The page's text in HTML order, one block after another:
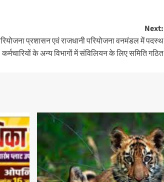
Next:
प्रशासन एवं राजधानी परियोजना वनमंडल में पदस्थ
कर्मचारियों के अन्य विभागों में संविलियन के लिए समिति गठित